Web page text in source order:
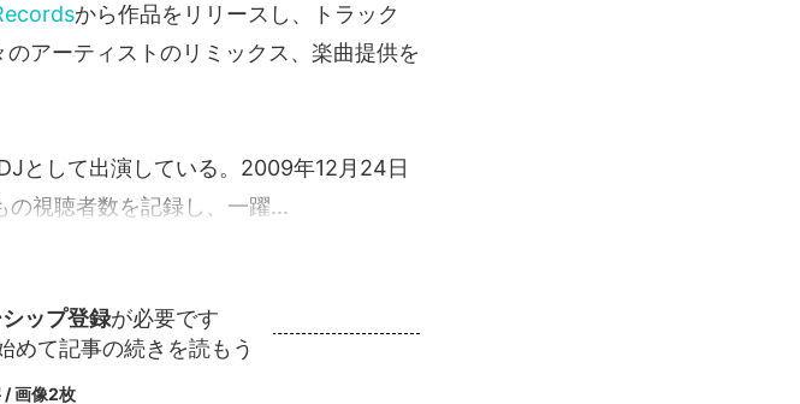
から作品をリリースし、トラック
アーティストのリミックス、楽曲提供を
として出演している。2009年12月24日
の視聴者数を記録し、一躍...
ップ登録が必要です
めて記事の続きを読もう
/ 画像2枚